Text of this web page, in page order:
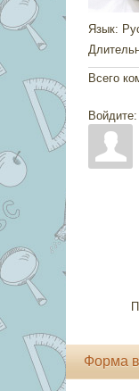
Язык:
Всего
Войдите:
Форма